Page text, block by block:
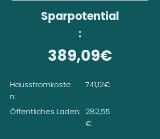
Sparpotential
:
389,09€
Hausstromkoste
n:
Öffentliches Laden:
741,12€
282,55
€